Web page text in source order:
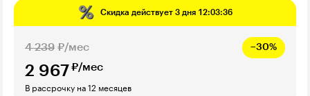
Скидка действует 3 дня 12:03:35
4 239 ₽/мес −30%
2 967₽/мес
В рассрочку на 12 месяцев